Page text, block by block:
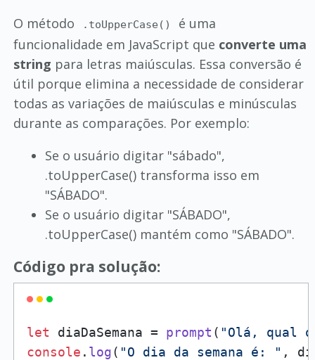
O método
.toUpperCase()
é uma
funcionalidade em JavaScript que converte uma
string para letras maiúsculas. Essa conversão é
útil porque elimina a necessidade de considerar
todas as variações de maiúsculas e minúsculas
durante as comparações. Por exemplo:
Se o usuário digitar "sábado",
.toUpperCase() transforma isso em
"SÁBADO".
Se o usuário digitar "SÁBADO",
.toUpperCase() mantém como "SÁBADO".
Código pra solução:
let diaDaSemana = prompt ( "Olá, qual o
console . log( "O dia da semana é: " ,